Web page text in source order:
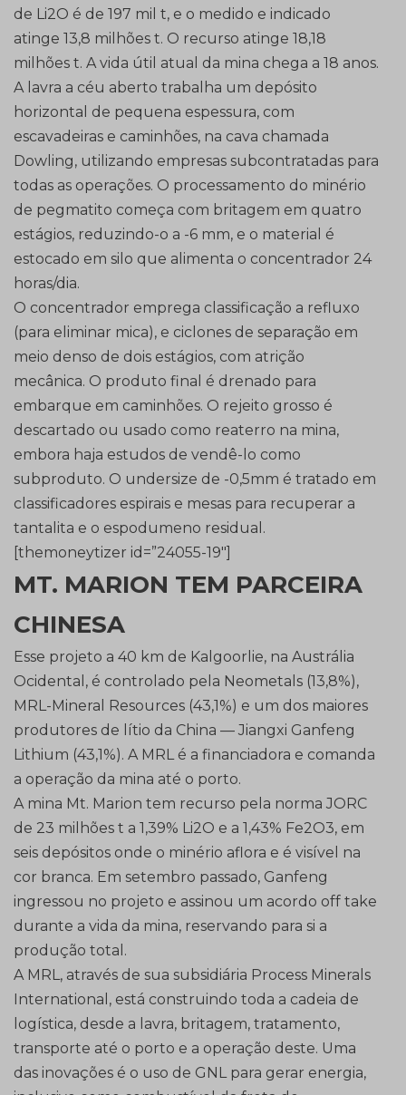
de Li2O é de 197 mil t, e o medido e indicado
atinge 13,8 milhões t. O recurso atinge 18,18
milhões t. A vida útil atual da mina chega a 18 anos.
A lavra a céu aberto trabalha um depósito
horizontal de pequena espessura, com
escavadeiras e caminhões, na cava chamada
Dowling, utilizando empresas subcontratadas para
todas as operações. O processamento do minério
de pegmatito começa com britagem em quatro
estágios, reduzindo-o a -6 mm, e o material é
estocado em silo que alimenta o concentrador 24
horas/dia.
O concentrador emprega classificação a refluxo
(para eliminar mica), e ciclones de separação em
meio denso de dois estágios, com atrição
mecânica. O produto final é drenado para
embarque em caminhões. O rejeito grosso é
descartado ou usado como reaterro na mina,
embora haja estudos de vendê-lo como
subproduto. O undersize de -0,5mm é tratado em
classificadores espirais e mesas para recuperar a
tantalita e o espodumeno residual.
[themoneytizer id=”24055-19″]
MT. MARION TEM PARCEIRA
CHINESA
Esse projeto a 40 km de Kalgoorlie, na Austrália
Ocidental, é controlado pela Neometals (13,8%),
MRL-Mineral Resources (43,1%) e um dos maiores
produtores de lítio da China — Jiangxi Ganfeng
Lithium (43,1%). A MRL é a financiadora e comanda
a operação da mina até o porto.
A mina Mt. Marion tem recurso pela norma JORC
de 23 milhões t a 1,39% Li2O e a 1,43% Fe2O3, em
seis depósitos onde o minério aflora e é visível na
cor branca. Em setembro passado, Ganfeng
ingressou no projeto e assinou um acordo off take
durante a vida da mina, reservando para si a
produção total.
A MRL, através de sua subsidiária Process Minerals
International, está construindo toda a cadeia de
logística, desde a lavra, britagem, tratamento,
transporte até o porto e a operação deste. Uma
das inovações é o uso de GNL para gerar energia,